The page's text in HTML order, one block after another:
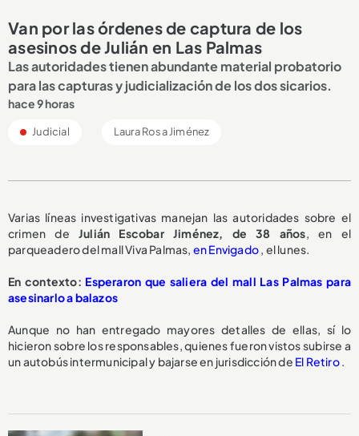
Van por las órdenes de captura de los
asesinos de Julián en Las Palmas
Las autoridades tienen abundante material probatorio
para las capturas y judicialización de los dos sicarios.
hace 9 horas
Judicial Laura Rosa Jiménez
Varias líneas investigativas manejan las autoridades sobre el
crimen de Julián Escobar Jiménez, de 38 años, en el
parqueadero del mall Viva Palmas, en Envigado, el lunes.
En contexto: Esperaron que saliera del mall Las Palmas para
asesinarlo a balazos
Aunque no han entregado mayores detalles de ellas, sí lo
hicieron sobre los responsables, quienes fueron vistos subirse a
un autobús intermunicipal y bajarse en jurisdicción de El Retiro.